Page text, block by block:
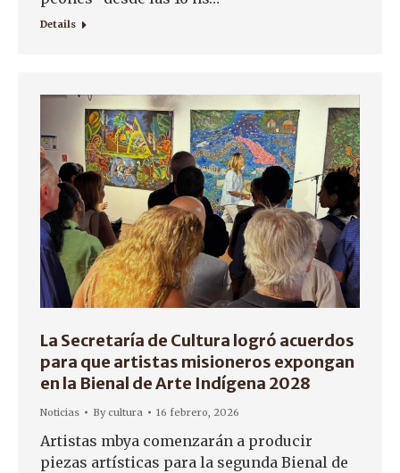
Details
La Secretaría de Cultura logró acuerdos
para que artistas misioneros expongan
en la Bienal de Arte Indígena 2028
Noticias Bycultura 16 febrero, 2026
Artistas mbya comenzarán a producir
piezas artísticas para la segunda Bienal de